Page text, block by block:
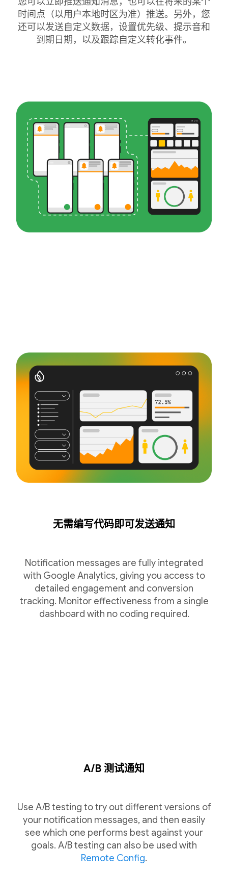
时间点（以用户本地时区为准）推送。另外，您
还可以发送自定义数据，设置优先级、提示音和
到期日期，以及跟踪自定义转化事件。
无需编写代码即可发送通知
Notification messages are fully integrated
with Google Analytics, giving you access to
detailed engagement and conversion
tracking. Monitor effectiveness from a single
dashboard with no coding required.
A/B 测试通知
Use A/B testing to try out different versions of
your notification messages, and then easily
see which one performs best against your
goals. A/B testing can also be used with
Remote Config.